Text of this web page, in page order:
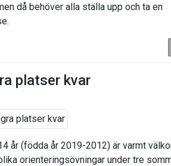
då behöver alla ställa upp och ta en
platser kvar
år (födda år 2019-2012) är varmt
orienteringsövningar under tre